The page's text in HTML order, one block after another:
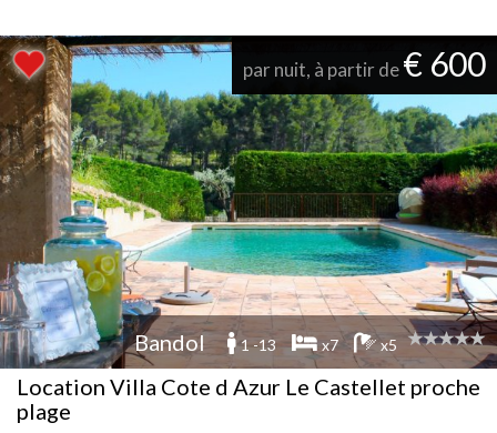
par nuit, à partir de€ 600
Bandol 1 -13 x7 x5
Location Villa Cote d Azur Le Castellet proche
plage